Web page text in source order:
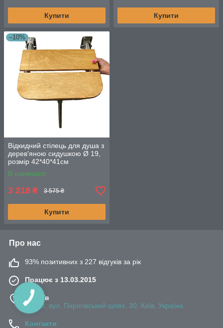
Купити Купити
–10%
Відкидний стілець для душа з
дерев'яною сидушкою Ø 19,
розмір 42*40*41см
В наявності
3 218 ₴ 3 575 ₴
Купити
Про нас
93% позитивних з 227 відгуків за рік
Працює з 13.03.2015
м. Київ
03083, вул. Пирогівський шлях, 30, Київ, Україна
Контакти